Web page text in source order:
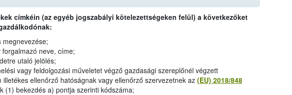
címkéin (az egyéb jogszabályi kötelezettségeken felül) a következőket
neve, címe;
utaló jelölés;
vagy feldolgozási műveletet végző gazdasági szereplőnél végzett
illetékes ellenőrző hatóságnak vagy ellenőrző szervezetnek az (EU) 2018/848
(1) bekezdés a) pontja szerinti kódszáma;